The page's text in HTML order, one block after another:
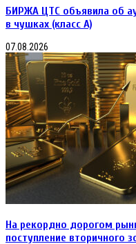
БИРЖА ЦТС объявила об
в чушках (класс А)
07.08.2026
На рекордно дорогом
поступление вторичного